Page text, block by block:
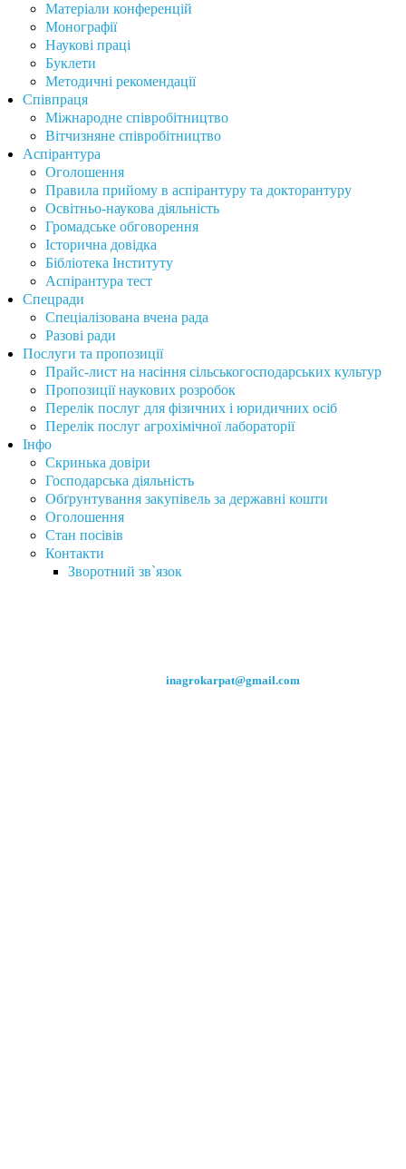
Матеріали конференцій
Монографії
Наукові праці
Буклети
Методичні рекомендації
Співпраця
Міжнародне співробітництво
Вітчизняне співробітництво
Аспірантура
Оголошення
Правила прийому в аспірантуру та докторантуру
Освітньо-наукова діяльність
Громадське обговорення
Історична довідка
Бібліотека Інституту
Аспірантура тест
Спецради
Спеціалізована вчена рада
Разові ради
Послуги та пропозиції
Прайс-лист на насіння сільськогосподарських культур
Пропозиції наукових розробок
Перелік послуг для фізичних і юридичних осіб
Перелік послуг агрохімічної лабораторії
Інфо
Скринька довіри
Господарська діяльність
Обґрунтування закупівель за державні кошти
Оголошення
Стан посівів
Контакти
Зворотний зв`язок
inagrokarpat@gmail.com